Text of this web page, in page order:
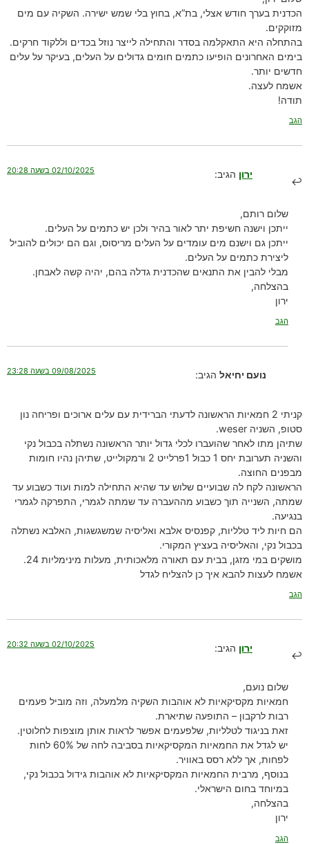
הכדנית בערך חודש אצלי, בת”א, בחוץ בלי שמש ישירה. השקיה עם מים
מזוקקים.
בהתחלה היא התאקלמה בסדר והתחילה לייצר נוזל בכדים וללקוד חרקים.
בימים האחרונים הופיעו כתמים חומים גדולים על העלים, בעיקר על עלים
חדשים יותר.
אשמח לעצה.
תודה!
הגב
ירון הגיב: 02/10/2025 בשעה 20:28
שלום רותם,
ייתכן וישנה חשיפת יתר לאור בהיר ולכן יש כתמים על העלים.
ייתכן גם וישנם מים עומדים על העלים מריסוס, וגם הם יכולים להוביל
ליצירת כתמים על העלים.
מבלי להבין את התנאים שהכדנית גדלה בהם, יהיה קשה לאבחן.
בהצלחה,
ירון
הגב
נועם יחיאל הגיב: 09/08/2025 בשעה 23:28
קניתי 2 חמאיות הראשונה לדעתי הברידית עם עלים ארוכים ופריחה נון
סטופ, השניה weser.
שתיהן מתו לאחר שהועברו לכלי גדול יותר הראשונה נשתלה בכבול נקי
והשניה תערובת יחס 1 כבול 1פרלייט 2 ורמקולייט, שתיהן נהיו חומות
מבפנים החוצה.
הראשונה לקח לה שבועיים שלוש עד שהיא התחילה למות ועוד כשבוע עד
שמתה, השנייה תוך כשבוע מההעברה עד שמתה לגמרי, התפרקה לגמרי
בנגיעה.
הם חיות ליד טלליות, קפנסיס אלבא ואליסיה שמשגשגות, האלבא נשתלה
בכבול נקי, והאליסיה בעציץ המקורי.
מושקים במי מזגן, בבית עם תאורה מלאכותית, מעלות מינימליות 24.
אשמח לעצות להבא איך כן להצליח לגדל
הגב
ירון הגיב: 02/10/2025 בשעה 20:32
שלום נועם,
חמאיות מקסיקאיות לא אוהבות השקיה מלמעלה, וזה מוביל פעמים
רבות לרקבון – התופעה שתיארת.
זאת בניגוד לטלליות, שלפעמים אפשר לראות אותן מוצפות לחלוטין.
יש לגדל את החמאיות המקסיקאיות בסביבה לחה של 60% לחות
לפחות, אך ללא רסס באוויר.
בנוסף, מרבית החמאיות המקסיקאיות לא אוהבות גידול בכבול נקי,
במיוחד בחום הישראלי.
בהצלחה,
ירון
הגב